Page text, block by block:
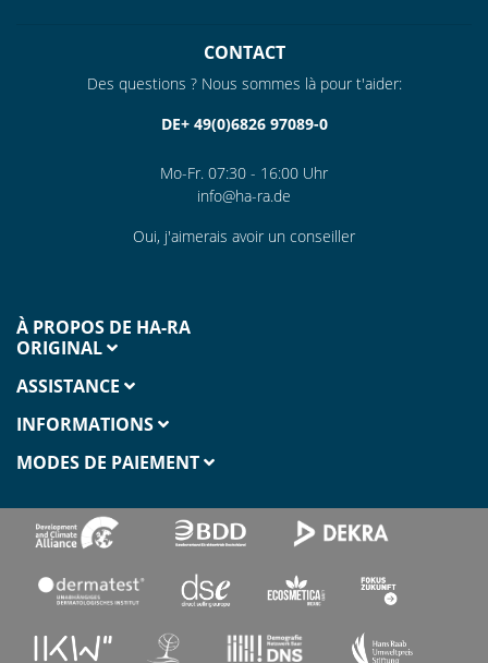
CONTACT
Des questions ? Nous sommes là pour t'aider:
DE+ 49(0)6826 97089-0
Mo-Fr. 07:30 - 16:00 Uhr
info@ha-ra.de
Oui, j'aimerais avoir un conseiller
À PROPOS DE HA-RA
ORIGINAL
ASSISTANCE
INFORMATIONS
MODES DE PAIEMENT